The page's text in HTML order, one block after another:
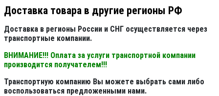
Доставка товара в другие регионы РФ
Доставка в регионы России и СНГ осуществляется через
транспортные компании.
ВНИМАНИЕ!!! Оплата за услуги транспортной компании
производится получателем!!!
Транспортную компанию Вы можете выбрать сами либо
воспользоваться предложенными нами.